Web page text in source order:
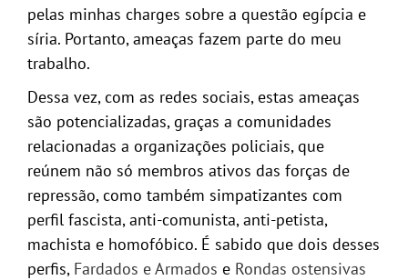
pelas minhas charges sobre a questão egípcia e
síria. Portanto, ameaças fazem parte do meu
trabalho.
Dessa vez, com as redes sociais, estas ameaças
são potencializadas, graças a comunidades
relacionadas a organizações policiais, que
reúnem não só membros ativos das forças de
repressão, como também simpatizantes com
perfil fascista, anti-comunista, anti-petista,
machista e homofóbico. É sabido que dois desses
perfis, Fardados e Armados e Rondas ostensivas